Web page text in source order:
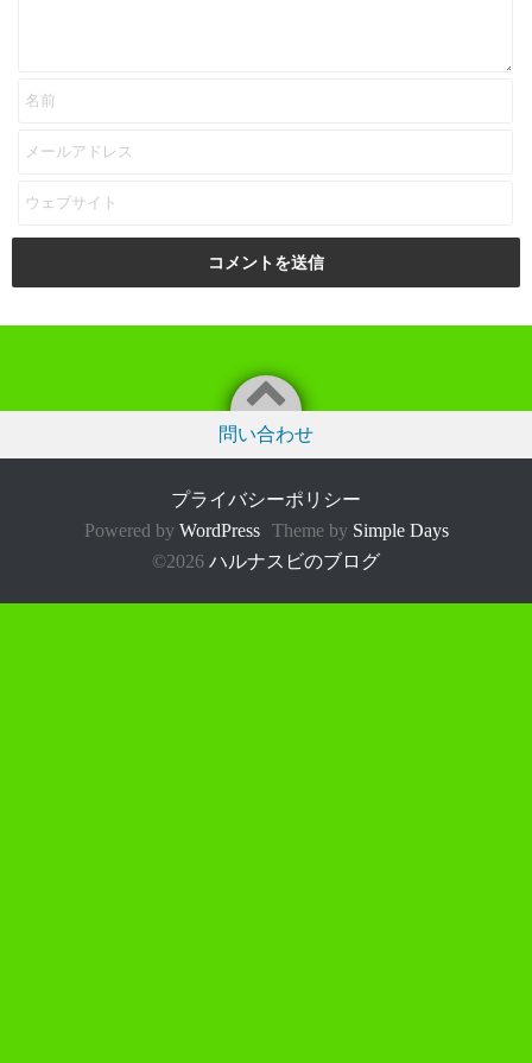
問い合わせ
プライバシーポリシー
Powered by WordPress Theme by Simple Days
©2026 ハルナスビのブログ